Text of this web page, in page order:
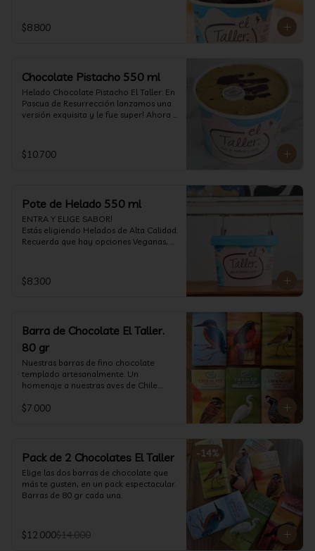
$8.800
Chocolate Pistacho 550 ml
Helado Chocolate Pistacho El Taller: En
Pascua de Resurrección lanzamos una
versión exquisita y le fue super! Ahora
calidad, al centro una bomba de
chocolate blanco relleno de crema de
$10.700
Pote de Helado 550 ml
ENTRA Y ELIGE SABOR!
Estás eligiendo Helados de Alta Calidad.
Recuerda que hay opciones Veganas,
$8.300
Barra de Chocolate El Taller.
80 gr
Nuestras barras de fino chocolate
templado artesanalmente. Un
homenaje a nuestras aves de Chile.
$7.000
-14%
Pack de 2 Chocolates El Taller
Elige las dos barras de chocolate que
más te gusten, en un pack espectacular.
Barras de 80 gr cada una.
$12.000$14.000